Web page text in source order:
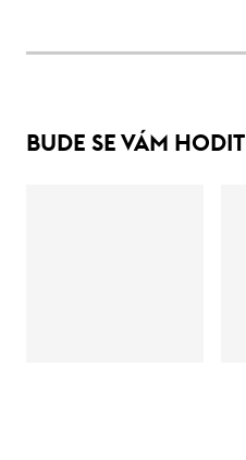
BUDE SE VÁM HODIT